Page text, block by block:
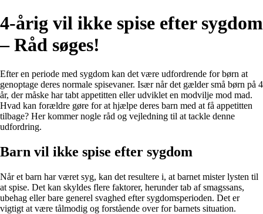
4-årig vil ikke spise efter sygdom
– Råd søges!
Efter en periode med sygdom kan det være udfordrende for børn at
genoptage deres normale spisevaner. Især når det gælder små børn på 4
år, der måske har tabt appetitten eller udviklet en modvilje mod mad.
Hvad kan forældre gøre for at hjælpe deres barn med at få appetitten
tilbage? Her kommer nogle råd og vejledning til at tackle denne
udfordring.
Barn vil ikke spise efter sygdom
Når et barn har været syg, kan det resultere i, at barnet mister lysten til
at spise. Det kan skyldes flere faktorer, herunder tab af smagssans,
ubehag eller bare generel svaghed efter sygdomsperioden. Det er
vigtigt at være tålmodig og forstående over for barnets situation.